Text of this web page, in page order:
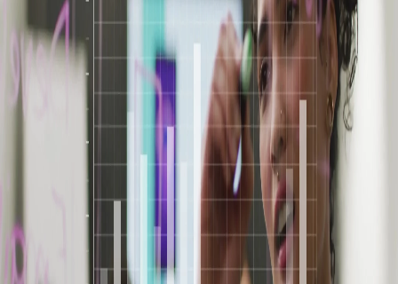
ÁREA DO ALUNO LOGIN